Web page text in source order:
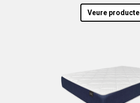
Veure producte